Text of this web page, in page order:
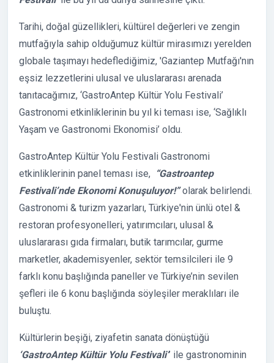
Tarihi, doğal güzellikleri, kültürel değerleri ve zengin
mutfağıyla sahip olduğumuz kültür mirasımızı yerelden
globale taşımayı hedeflediğimiz, 'Gaziantep Mutfağı'nın
eşsiz lezzetlerini ulusal ve uluslararası arenada
tanıtacağımız, ‘GastroAntep Kültür Yolu Festivali’
Gastronomi etkinliklerinin bu yıl ki teması ise, ‘Sağlıklı
Yaşam ve Gastronomi Ekonomisi’ oldu.
GastroAntep Kültür Yolu Festivali Gastronomi
etkinliklerinin panel teması ise, “Gastroantep
Festivali’nde Ekonomi Konuşuluyor!”olarak belirlendi.
Gastronomi & turizm yazarları, Türkiye'nin ünlü otel &
restoran profesyonelleri, yatırımcıları, ulusal &
uluslararası gıda firmaları, butik tarımcılar, gurme
marketler, akademisyenler, sektör temsilcileri ile 9
farklı konu başlığında paneller ve Türkiye’nin sevilen
şefleri ile 6 konu başlığında söyleşiler meraklıları ile
buluştu.
Kültürlerin beşiği, ziyafetin sanata dönüştüğü
‘GastroAntep Kültür Yolu Festivali’’ ile gastronominin